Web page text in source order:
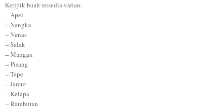
Keripik buah tersedia varian:
-- Apel
-- Nangka
-- Nanas
-- Salak
-- Mangga
-- Pisang
-- Tape
-- Jamur
-- Kelapa
-- Rambutan